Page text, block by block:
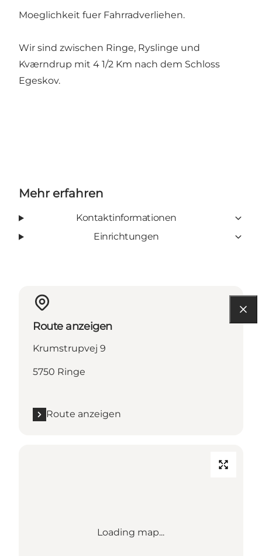
Moeglichkeit fuer Fahrradverliehen.
Wir sind zwischen Ringe, Ryslinge und
Kværndrup mit 4 1/2 Km nach dem Schloss
Egeskov.
Mehr erfahren
Kontaktinformationen
Einrichtungen
Route anzeigen
Krumstrupvej 9
5750 Ringe
Route anzeigen
Loading map...